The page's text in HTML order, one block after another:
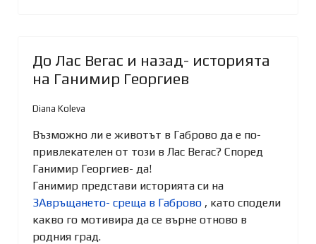
До Лас Вегас и назад- историята
на Ганимир Георгиев
Diana Koleva
Възможно ли е животът в Габрово да е по-
привлекателен от този в Лас Вегас? Според
Ганимир Георгиев- да!
Ганимир представи историята си на
ЗАвръщането- среща в Габрово , като сподели
какво го мотивира да се върне отново в
родния град.